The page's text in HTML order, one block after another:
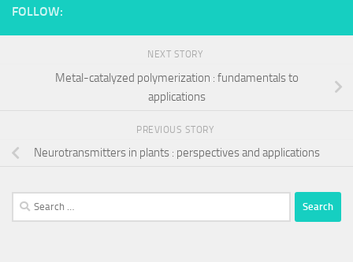
FOLLOW:
NEXT STORY
Metal-catalyzed polymerization : fundamentals to
applications
PREVIOUS STORY
Neurotransmitters in plants : perspectives and applications
Search
for: